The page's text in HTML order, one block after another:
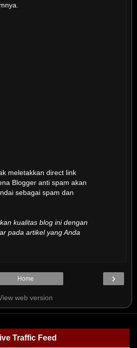
meletakkan direct link
Blogger anti spam akan
sebagai spam dan
kualitas blog ini dengan
pada artikel yang Anda
›
Home
web version
Traffic Feed